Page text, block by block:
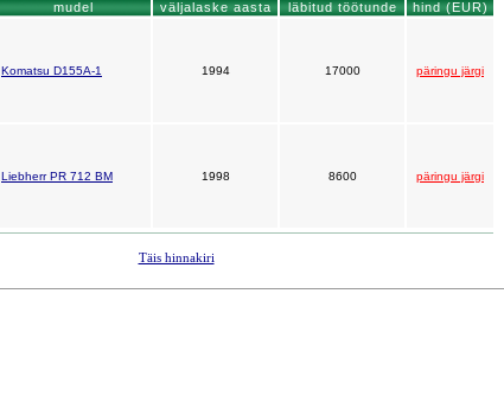
mudel väljalaske aasta läbitud töötunde hind (EUR)
Komatsu D155A-1 1994 17000 päringu järgi
Liebherr PR 712 BM 1998 8600 päringu järgi
Täis hinnakiri